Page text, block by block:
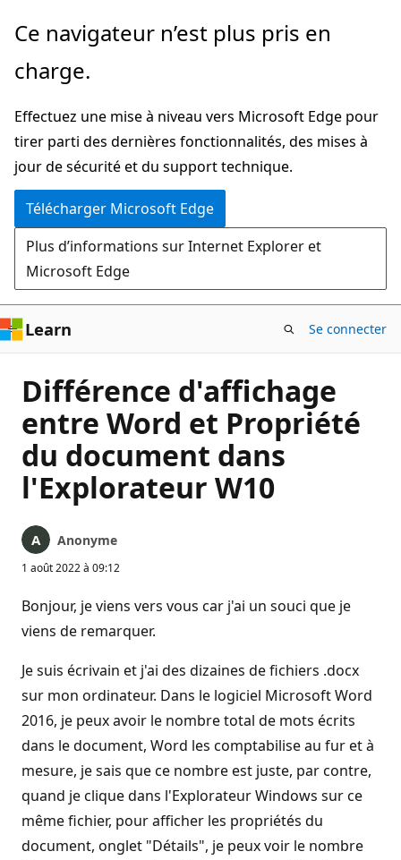
Passer
directement
au
principal
Ce navigateur n’est plus pris en
charge.
Effectuez une mise à niveau vers Microsoft Edge pour
tirer parti des dernières fonctionnalités, des mises à
jour de sécurité et du support technique.
Télécharger Microsoft Edge
Plus d’informations sur Internet Explorer et
Microsoft Edge
Learn Se connecter
Différence d'affichage
entre Word et Propriété
du document dans
l'Explorateur W10
Anonyme
1 août 2022 à 09:12
Bonjour, je viens vers vous car j'ai un souci que je
viens de remarquer.
Je suis écrivain et j'ai des dizaines de fichiers .docx
sur mon ordinateur. Dans le logiciel Microsoft Word
2016, je peux avoir le nombre total de mots écrits
dans le document, Word les comptabilise au fur et à
mesure, je sais que ce nombre est juste, par contre,
quand je clique dans l'Explorateur Windows sur ce
même fichier, pour afficher les propriétés du
document, onglet "Détails", je peux voir le nombre